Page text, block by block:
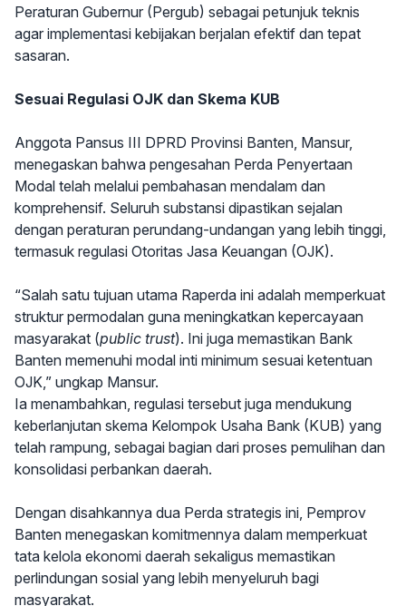
Peraturan Gubernur (Pergub) sebagai petunjuk teknis
agar implementasi kebijakan berjalan efektif dan tepat
sasaran.
Sesuai Regulasi OJK dan Skema KUB
Anggota Pansus III DPRD Provinsi Banten, Mansur,
menegaskan bahwa pengesahan Perda Penyertaan
Modal telah melalui pembahasan mendalam dan
komprehensif. Seluruh substansi dipastikan sejalan
dengan peraturan perundang-undangan yang lebih tinggi,
termasuk regulasi Otoritas Jasa Keuangan (OJK).
“Salah satu tujuan utama Raperda ini adalah memperkuat
struktur permodalan guna meningkatkan kepercayaan
masyarakat (public trust). Ini juga memastikan Bank
Banten memenuhi modal inti minimum sesuai ketentuan
OJK,” ungkap Mansur.
Ia menambahkan, regulasi tersebut juga mendukung
keberlanjutan skema Kelompok Usaha Bank (KUB) yang
telah rampung, sebagai bagian dari proses pemulihan dan
konsolidasi perbankan daerah.
Dengan disahkannya dua Perda strategis ini, Pemprov
Banten menegaskan komitmennya dalam memperkuat
tata kelola ekonomi daerah sekaligus memastikan
perlindungan sosial yang lebih menyeluruh bagi
masyarakat.